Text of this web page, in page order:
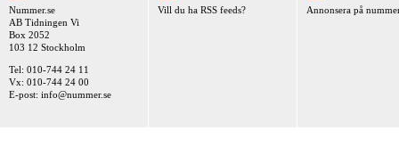
Nummer.se
AB Tidningen Vi
Box 2052
103 12 Stockholm
Tel: 010-744 24 11
Vx: 010-744 24 00
E-post: info@nummer.se
Vill du ha RSS feeds? Annonsera på